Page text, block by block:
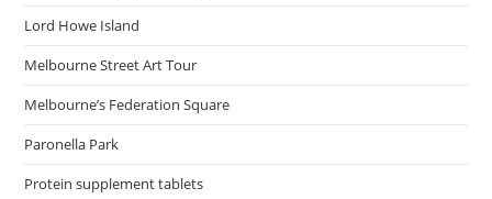
Lord Howe Island
Melbourne Street Art Tour
Melbourne’s Federation Square
Paronella Park
Protein supplement tablets